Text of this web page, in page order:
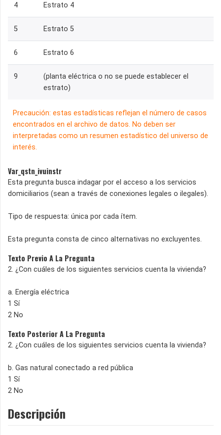
4 Estrato 4
5 Estrato 5
6 Estrato 6
9
(planta eléctrica o no se puede establecer el
estrato)
Precaución: estas estadísticas reflejan el número de casos
encontrados en el archivo de datos. No deben ser
interpretadas como un resumen estadístico del universo de
interés.
Var_qstn_ivuinstr
Esta pregunta busca indagar por el acceso a los servicios
domiciliarios (sean a través de conexiones legales o ilegales).
Tipo de respuesta: única por cada ítem.
Esta pregunta consta de cinco alternativas no excluyentes.
Texto Previo A La Pregunta
2. ¿Con cuáles de los siguientes servicios cuenta la vivienda?
a. Energía eléctrica
1 Sí
2 No
Texto Posterior A La Pregunta
2. ¿Con cuáles de los siguientes servicios cuenta la vivienda?
b. Gas natural conectado a red pública
1 Sí
2 No
Descripción